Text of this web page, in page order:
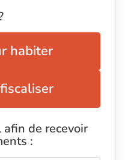
habiter
de recevoir
: